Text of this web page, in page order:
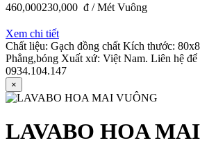
460,000230,000 đ / Mét Vuông
Xem chi tiết
Chất liệu: Gạch đồng chất Kích thước:
Phẳng,bóng Xuất xứ: Việt Nam. Liên hệ để
0934.104.147
×
LAVABO HOA